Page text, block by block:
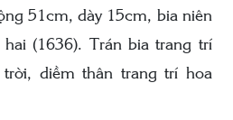
51cm, dày 15cm, bia niên
(1636). Trán bia trang trí
diềm thân trang trí hoa